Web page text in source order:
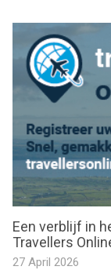
Een verblijf in
Travellers
27 April 2026